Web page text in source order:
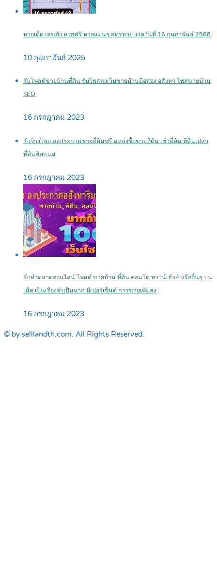
หวยเด็ด เลขดัง หวยฟรี หวยแม่นๆ สูตรหวย งวดวันที่ 16 กุมภาพันธ์ 2568
10 กุมภาพันธ์ 2025
รับโพสต์ขายบ้านที่ดิน รับโพสลงเว็บขายบ้านมือสอง อสังหา โพสขายบ้าน
SEO
16 กรกฎาคม 2023
รับจ้างโพส ลงประกาศขายที่ดินฟรี แหล่งซื้อขายที่ดิน เช่าที่ดิน ที่ดินเปล่า
ที่ดินติดถนน
16 กรกฎาคม 2023
รับทำตลาดออนไลน์ โพสต์ ขายบ้าน ที่ดิน คอนโด ทาวน์เฮ้าส์ หรืออื่นๆ บน
เน็ต เป็นเรื่องจำเป็นมาก มีเปอร์เซ็นต์ การขายเพิ่มสูง
16 กรกฎาคม 2023
© by selllandth.com. All Rights Reserved.